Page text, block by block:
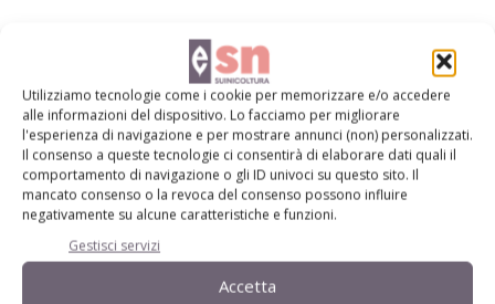
Utilizziamo tecnologie come i cookie per memorizzare e/o accedere
alle informazioni del dispositivo. Lo facciamo per migliorare
l'esperienza di navigazione e per mostrare annunci (non) personalizzati.
Il consenso a queste tecnologie ci consentirà di elaborare dati quali il
comportamento di navigazione o gli ID univoci su questo sito. Il
mancato consenso o la revoca del consenso possono influire
negativamente su alcune caratteristiche e funzioni.
Gestisci servizi
Accetta
Visualizza l’articolo intero pubblicato sulla Rivista di
Suinicoltura n. 10/2015
TAG dati di mercato economia
made in Italy
prodotti trasformati
salumi